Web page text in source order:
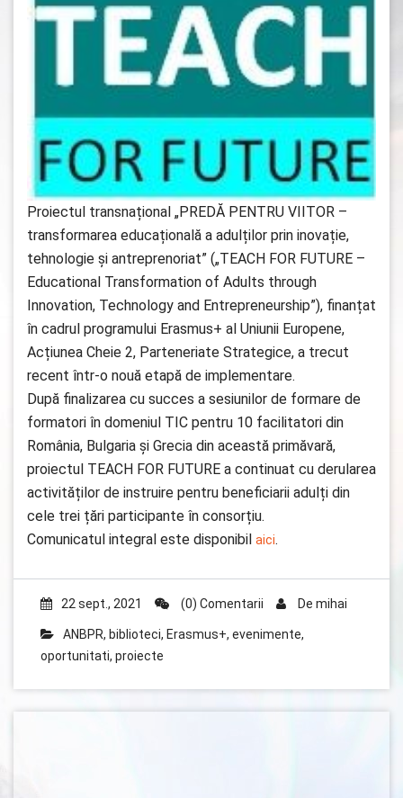
Proiectul transnațional „PREDĂ PENTRU VIITOR –
transformarea educațională a adulților prin inovație,
tehnologie și antreprenoriat” („TEACH FOR FUTURE –
Educational Transformation of Adults through
Innovation, Technology and Entrepreneurship”), finanțat
în cadrul programului Erasmus+ al Uniunii Europene,
Acțiunea Cheie 2, Parteneriate Strategice, a trecut
recent într-o nouă etapă de implementare.
După finalizarea cu succes a sesiunilor de formare de
formatori în domeniul TIC pentru 10 facilitatori din
România, Bulgaria și Grecia din această primăvară,
proiectul TEACH FOR FUTURE a continuat cu derularea
activităților de instruire pentru beneficiarii adulți din
cele trei țări participante în consorțiu.
Comunicatul integral este disponibil aici.
22 sept., 2021 (0) Comentarii De mihai
ANBPR, biblioteci, Erasmus+, evenimente,
oportunitati, proiecte